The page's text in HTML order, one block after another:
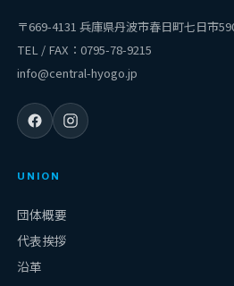
〒669-4131 兵庫県丹波市春日町七日市
TEL / FAX：0795-78-9215
info@central-hyogo.jp
UNION
団体概要
代表挨拶
沿革